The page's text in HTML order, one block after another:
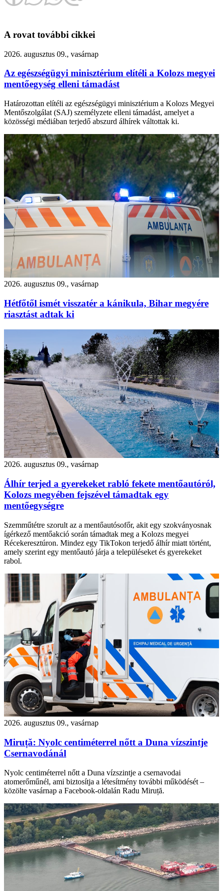
A rovat további cikkei
2026. augusztus 09., vasárnap
Az egészségügyi minisztérium elítéli a Kolozs megyei
mentőegység elleni támadást
Határozottan elítéli az egészségügyi minisztérium a Kolozs Megyei
Mentőszolgálat (SAJ) személyzete elleni támadást, amelyet a
közösségi médiában terjedő abszurd álhírek váltottak ki.
2026. augusztus 09., vasárnap
Hétfőtől ismét visszatér a kánikula, Bihar megyére
riasztást adtak ki
2026. augusztus 09., vasárnap
Álhír terjed a gyerekeket rabló fekete mentőautóról,
Kolozs megyében fejszével támadtak egy
mentőegységre
Szemműtétre szorult az a mentőautósofőr, akit egy szokványosnak
ígérkező mentőakció során támadtak meg a Kolozs megyei
Récekeresztúron. Mindez egy TikTokon terjedő álhír miatt történt,
amely szerint egy mentőautó járja a településeket és gyerekeket
rabol.
2026. augusztus 09., vasárnap
Miruță: Nyolc centiméterrel nőtt a Duna vízszintje
Csernavodánál
Nyolc centiméterrel nőtt a Duna vízszintje a csernavodai
atomerőműnél, ami biztosítja a létesítmény további működését –
közölte vasárnap a Facebook-oldalán Radu Miruță.